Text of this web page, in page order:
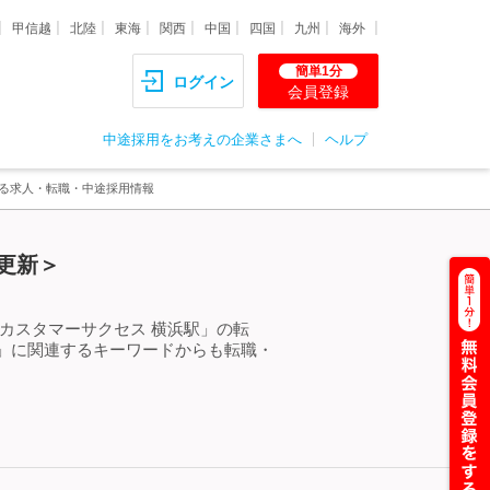
甲信越 北陸 東海 関西 中国 四国 九州 海外
ログイン
簡単1分
会員登録
中途採用をお考えの企業さまへ ヘルプ
求人・転職・中途採用情報
新＞
スタマーサクセス 横浜駅」の転
関連するキーワードからも転職・